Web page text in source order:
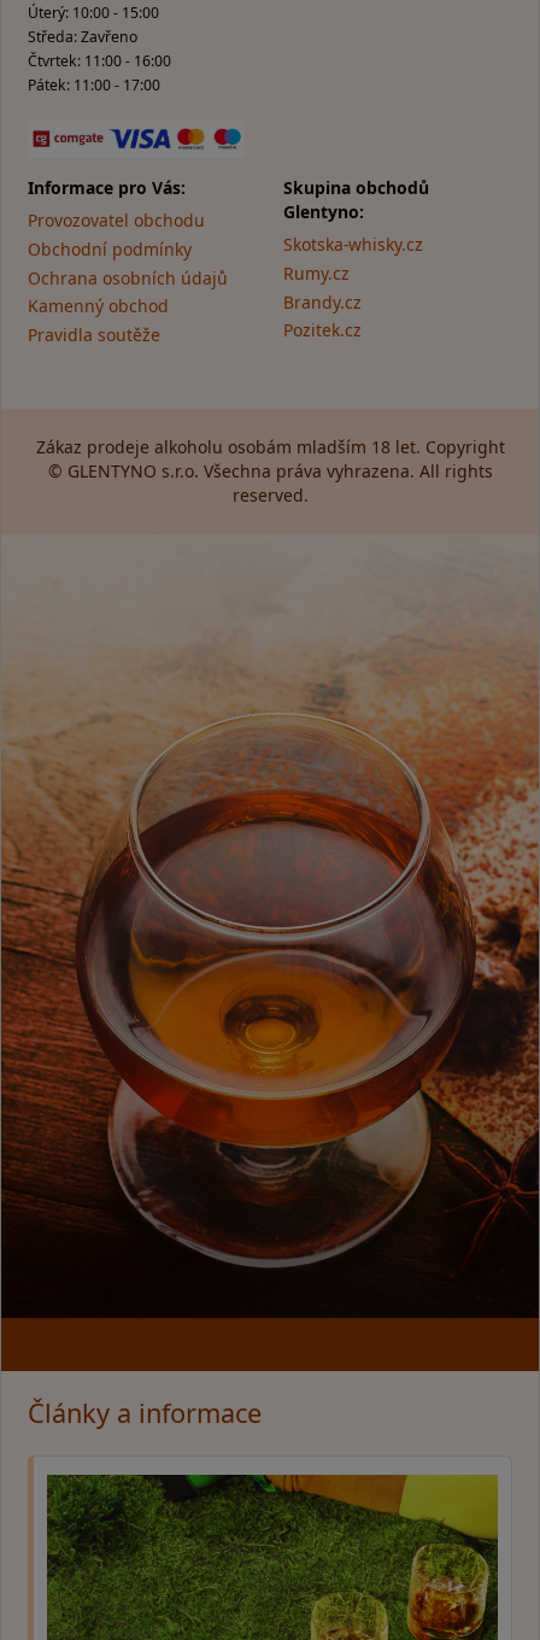
Informace pro Vás:
Provozovatel obchodu
Obchodní podmínky
Ochrana osobních údajů
Kamenný obchod
Pravidla soutěže
Skupina obchodů
Glentyno:
Skotska-whisky.cz
Rumy.cz
Brandy.cz
Pozitek.cz
Úterý: 10:00 - 15:00
Středa: Zavřeno
Čtvrtek: 11:00 - 16:00
Pátek: 11:00 - 17:00
Zákaz prodeje alkoholu osobám mladším 18 let. Copyright
© GLENTYNO s.r.o. Všechna práva vyhrazena. All rights
reserved.
Články a informace